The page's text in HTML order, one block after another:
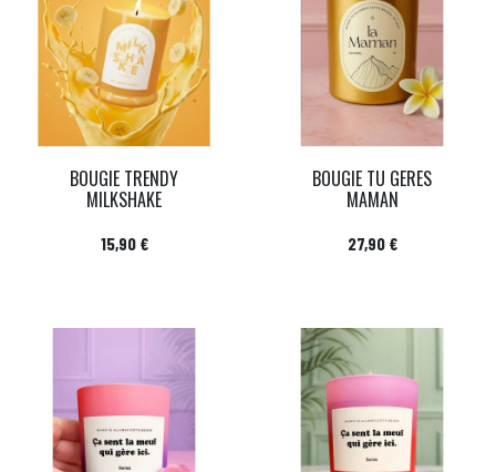
BOUGIE TRENDY
MILKSHAKE
Prix
15,90 €
BOUGIE TU GERES
MAMAN
Prix
27,90 €